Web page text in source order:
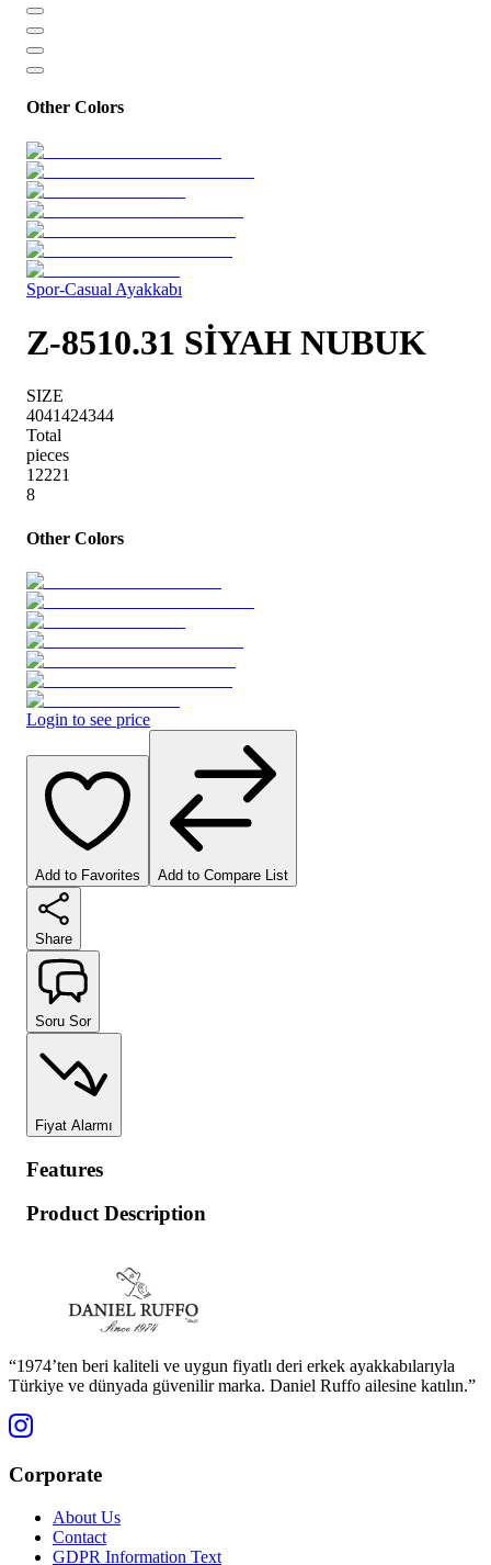
Other Colors
Spor-Casual Ayakkabı
Z-8510.31 SİYAH NUBUK
SIZE
4041424344
Total
pieces
12221
8
Other Colors
Login to see price
Add to Favorites Add to Compare List
Share
Soru Sor
Fiyat Alarmı
Features
Product Description
“1974’ten beri kaliteli ve uygun fiyatlı deri erkek ayakkabılarıyla
Türkiye ve dünyada güvenilir marka. Daniel Ruffo ailesine katılın.”
Corporate
About Us
Contact
GDPR Information Text